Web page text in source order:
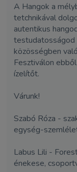
A Hangok a
tetchnikával
autentikus
testudatosságod
közösségben
Fesztiválon
ízelítőt.
Várunk!
Szabó Róza -
egység-
Labus Lili -
énekese,